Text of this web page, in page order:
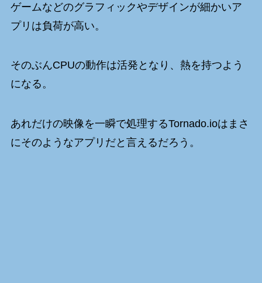
ゲームなどのグラフィックやデザインが細かいア
プリは負荷が高い。
そのぶんCPUの動作は活発となり、熱を持つよう
になる。
あれだけの映像を一瞬で処理するTornado.ioはまさ
にそのようなアプリだと言えるだろう。